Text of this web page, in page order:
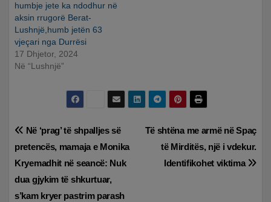
humbje jete ka ndodhur në
aksin rrugorë Berat-
Lushnjë,humb jetën 63
vjeçari nga Durrësi
17 Dhjetor, 2024
Në “Lushnjë”
Lëvizje
te
postimet
Të shtëna me armë në Spaç
të Mirditës, një i vdekur.
Identifikohet viktima
Në ‘prag’ të shpalljes së
pretencës, mamaja e Monika
Kryemadhit në seancë: Nuk
dua gjykim të shkurtuar,
s’kam kryer pastrim parash